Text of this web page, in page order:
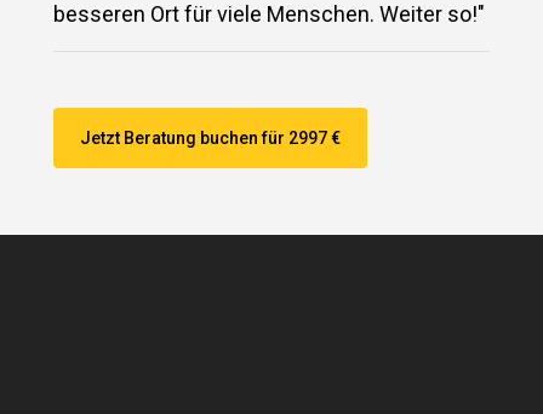
besseren Ort für viele Menschen. Weiter so!"
Jetzt Beratung buchen für 2997 €